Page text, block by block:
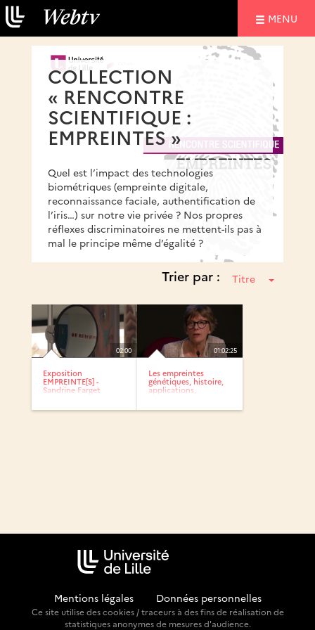
MENU
COLLECTION
« RENCONTRE
SCIENTIFIQUE :
EMPREINTES »
Quel est l’impact des technologies
biométriques (empreinte digitale,
reconnaissance faciale, authentification de
l’iris…) sur notre vie privée ? Nos propres
réflexes discriminatoires ne mettent-ils pas à
mal le principe même d’égalité ?
Trier par : Titre
02:00
Exposition
EMPREINTE[S] -
Sandrine Farget
01:02:25
Les empreintes
génétiques, histoire,
applications,
Mentions légales Données personnelles
Ce site utilise des cookies / traceurs à des fins de réalisation de
statistiques anonymes de mesures d'audience.